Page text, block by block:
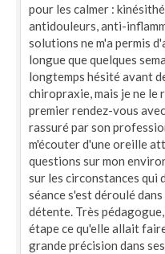
pour les calmer :
antidouleurs, anti-
solutions ne m'a permis
longue que quelques
longtemps hésité avant
chiropraxie, mais je ne le
premier rendez-vous
rassuré par son
m'écouter d'une oreille
questions sur mon
sur les circonstances qui
séance s'est déroulé
détente. Très
étape ce qu'elle allait
grande précision dans